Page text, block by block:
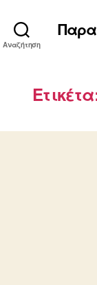
Αναζήτηση